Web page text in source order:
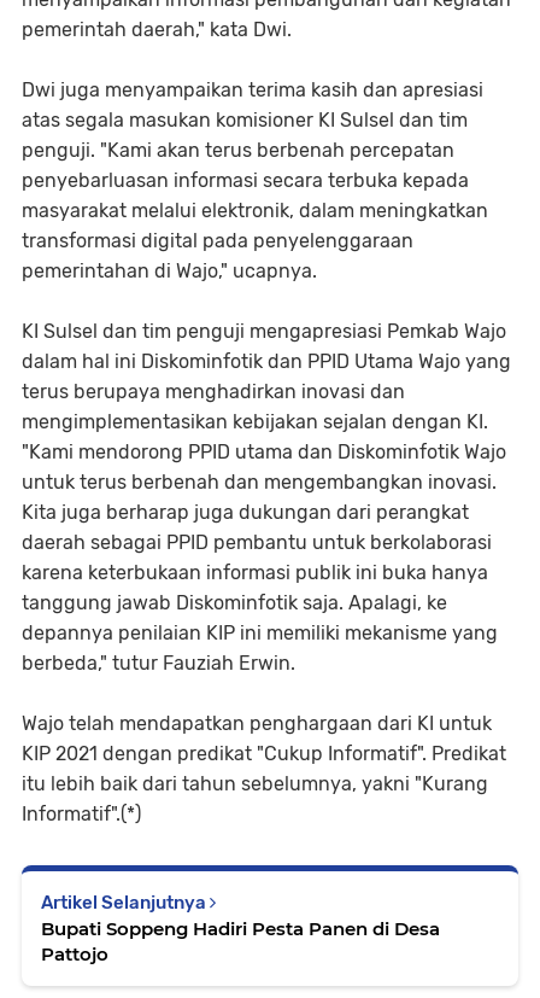
pemerintah daerah," kata Dwi.
Dwi juga menyampaikan terima kasih dan apresiasi
atas segala masukan komisioner KI Sulsel dan tim
penguji. "Kami akan terus berbenah percepatan
penyebarluasan informasi secara terbuka kepada
masyarakat melalui elektronik, dalam meningkatkan
transformasi digital pada penyelenggaraan
pemerintahan di Wajo," ucapnya.
KI Sulsel dan tim penguji mengapresiasi Pemkab Wajo
dalam hal ini Diskominfotik dan PPID Utama Wajo yang
terus berupaya menghadirkan inovasi dan
mengimplementasikan kebijakan sejalan dengan KI.
"Kami mendorong PPID utama dan Diskominfotik Wajo
untuk terus berbenah dan mengembangkan inovasi.
Kita juga berharap juga dukungan dari perangkat
daerah sebagai PPID pembantu untuk berkolaborasi
karena keterbukaan informasi publik ini buka hanya
tanggung jawab Diskominfotik saja. Apalagi, ke
depannya penilaian KIP ini memiliki mekanisme yang
berbeda," tutur Fauziah Erwin.
Wajo telah mendapatkan penghargaan dari KI untuk
KIP 2021 dengan predikat "Cukup Informatif". Predikat
itu lebih baik dari tahun sebelumnya, yakni "Kurang
Informatif".(*)
Artikel Selanjutnya
Bupati Soppeng Hadiri Pesta Panen di Desa
Pattojo